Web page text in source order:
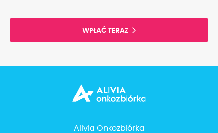
WPŁAĆ TERAZ
Alivia Onkozbiórka